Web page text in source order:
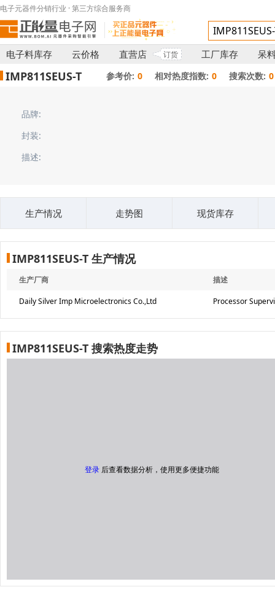
电子元器件分销行业 · 第三方综合服务商
电子料库存 云价格 直营店 订货 工厂库存 呆
IMP811SEUS-T 参考价: 0 相对热度指数: 0 搜索次数:
品牌:
封装:
描述:
生产情况 走势图 现货库存
IMP811SEUS-T 生产情况
生产厂商 描述
Daily Silver Imp Microelectronics Co.,Ltd Processor
IMP811SEUS-T 搜索热度走势
登录 后查看数据分析，使用更多便捷功能